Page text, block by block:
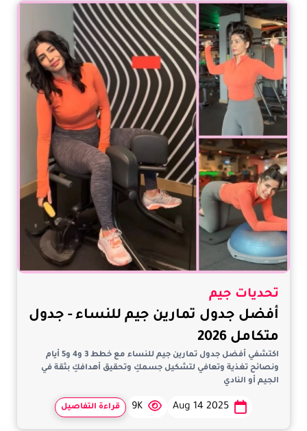
تحديات جيم
أفضل جدول تمارين جيم للنساء - جدول
متكامل 2026
اكتشفي أفضل جدول تمارين جيم للنساء مع خطط 3 و4 و5 أيام
ونصائح تغذية وتعافي لتشكيل جسمكِ وتحقيق أهدافكِ بثقة في
الجيم أو النادي
Aug 14 2025
9K قراءة التفاصيل